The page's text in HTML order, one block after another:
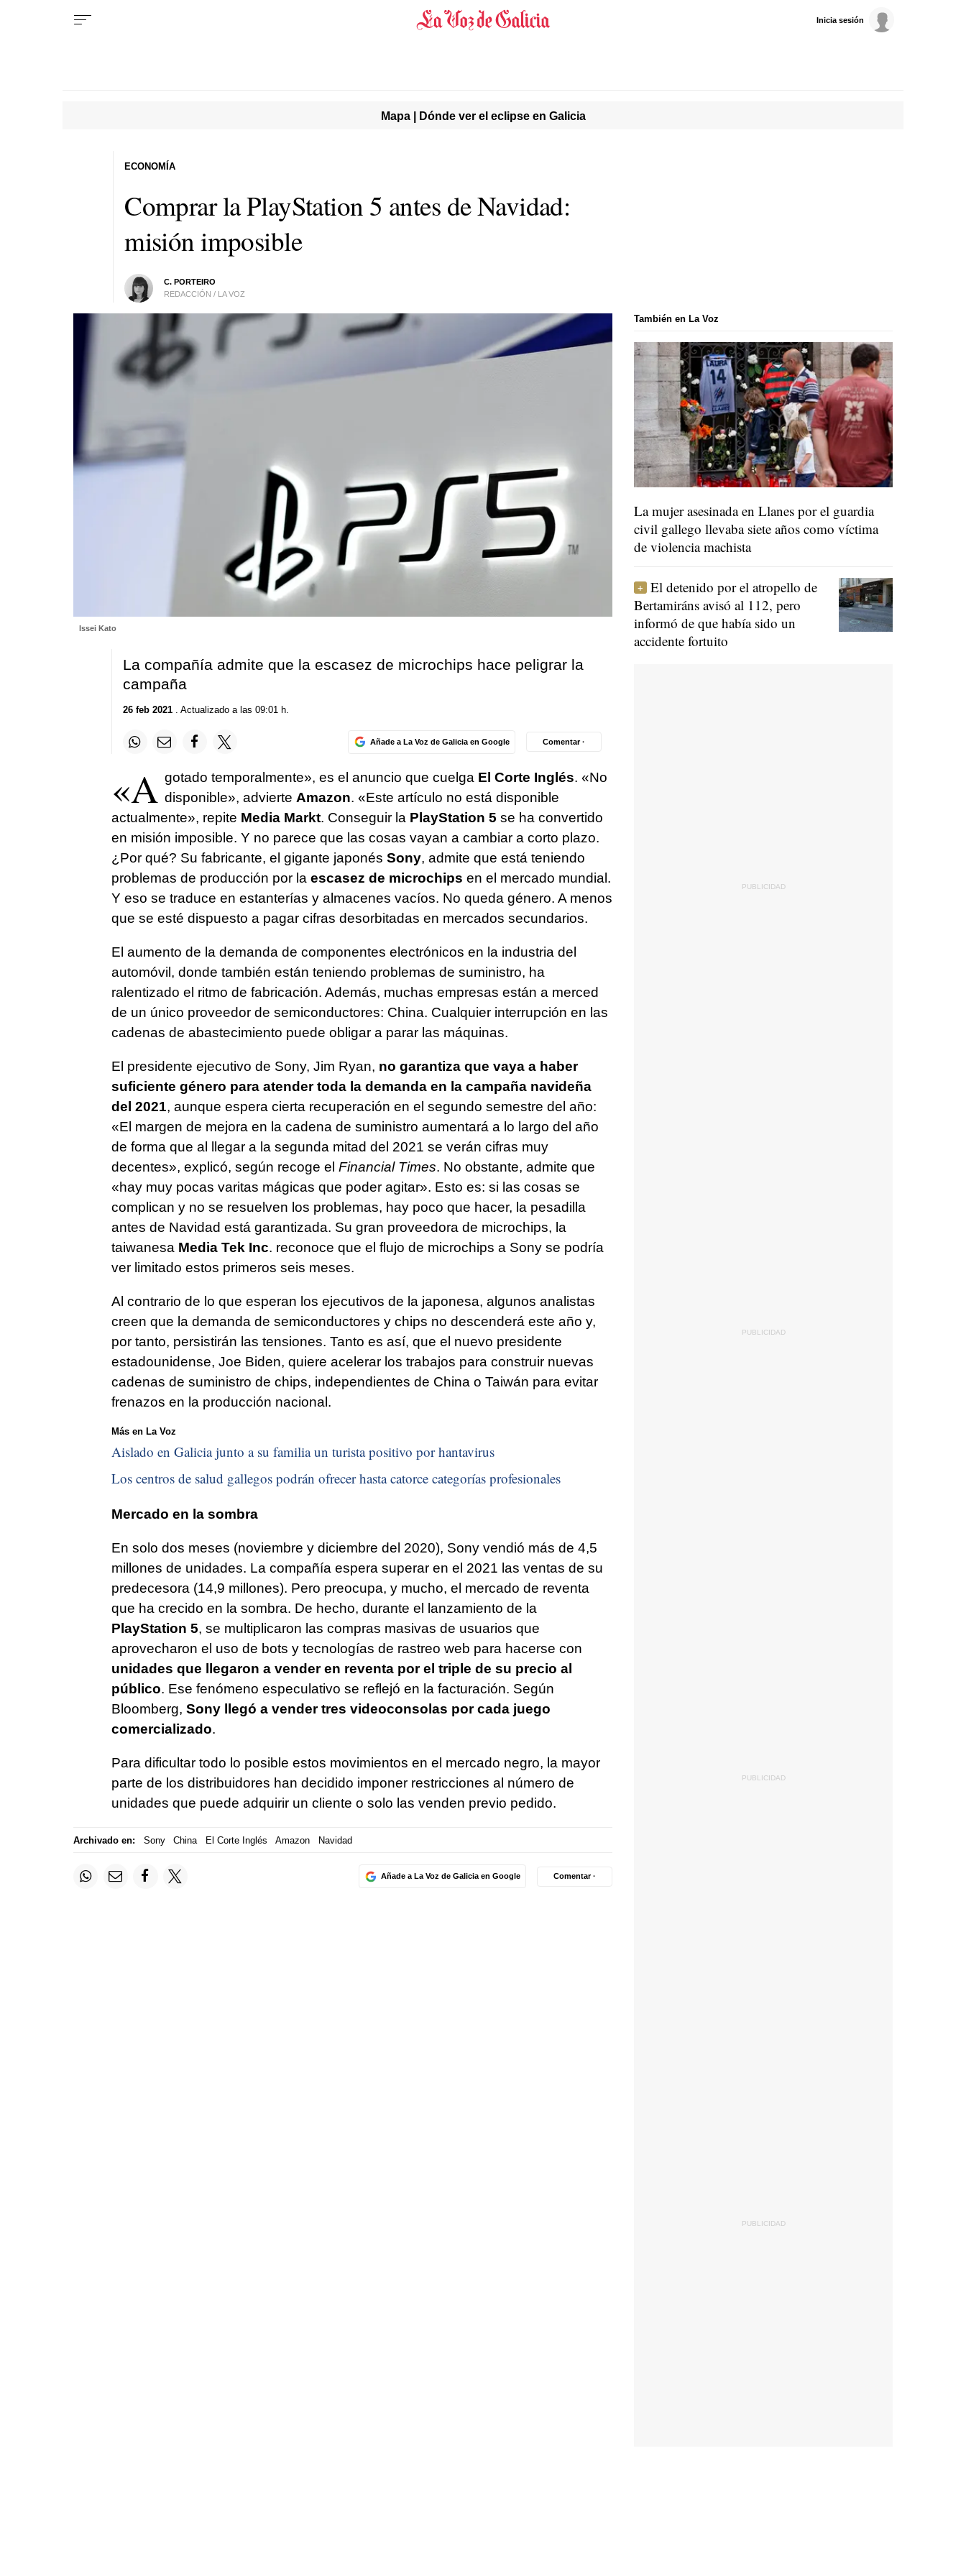
Inicia sesión
Mapa | Dónde ver el eclipse en Galicia
Comprar la PlayStation 5 antes de Navidad:
misión imposible
C. PORTEIRO
REDACCIÓN / LA VOZ
ECONOMÍA
Issei Kato
La compañía admite que la escasez de microchips hace peligrar la
campaña
26 feb 2021. Actualizado a las 09:01 h.
Añade a La Voz de Galicia en Google Comentar ·
«A gotado temporalmente», es el anuncio que cuelga El Corte Inglés. «No
disponible», advierte Amazon. «Este artículo no está disponible
actualmente», repite Media Markt. Conseguir la PlayStation 5 se ha convertido
en misión imposible. Y no parece que las cosas vayan a cambiar a corto plazo.
¿Por qué? Su fabricante, el gigante japonés Sony, admite que está teniendo
problemas de producción por la escasez de microchips en el mercado mundial.
Y eso se traduce en estanterías y almacenes vacíos. No queda género. A menos
que se esté dispuesto a pagar cifras desorbitadas en mercados secundarios.
El aumento de la demanda de componentes electrónicos en la industria del
automóvil, donde también están teniendo problemas de suministro, ha
ralentizado el ritmo de fabricación. Además, muchas empresas están a merced
de un único proveedor de semiconductores: China. Cualquier interrupción en las
cadenas de abastecimiento puede obligar a parar las máquinas.
El presidente ejecutivo de Sony, Jim Ryan, no garantiza que vaya a haber
suficiente género para atender toda la demanda en la campaña navideña
del 2021, aunque espera cierta recuperación en el segundo semestre del año:
«El margen de mejora en la cadena de suministro aumentará a lo largo del año
de forma que al llegar a la segunda mitad del 2021 se verán cifras muy
decentes», explicó, según recoge el Financial Times. No obstante, admite que
«hay muy pocas varitas mágicas que poder agitar». Esto es: si las cosas se
complican y no se resuelven los problemas, hay poco que hacer, la pesadilla
antes de Navidad está garantizada. Su gran proveedora de microchips, la
taiwanesa Media Tek Inc. reconoce que el flujo de microchips a Sony se podría
ver limitado estos primeros seis meses.
Al contrario de lo que esperan los ejecutivos de la japonesa, algunos analistas
creen que la demanda de semiconductores y chips no descenderá este año y,
por tanto, persistirán las tensiones. Tanto es así, que el nuevo presidente
estadounidense, Joe Biden, quiere acelerar los trabajos para construir nuevas
cadenas de suministro de chips, independientes de China o Taiwán para evitar
frenazos en la producción nacional.
Más en La Voz
Aislado en Galicia junto a su familia un turista positivo por hantavirus
Los centros de salud gallegos podrán ofrecer hasta catorce categorías profesionales
Mercado en la sombra
En solo dos meses (noviembre y diciembre del 2020), Sony vendió más de 4,5
millones de unidades. La compañía espera superar en el 2021 las ventas de su
predecesora (14,9 millones). Pero preocupa, y mucho, el mercado de reventa
que ha crecido en la sombra. De hecho, durante el lanzamiento de la
PlayStation 5, se multiplicaron las compras masivas de usuarios que
aprovecharon el uso de bots y tecnologías de rastreo web para hacerse con
unidades que llegaron a vender en reventa por el triple de su precio al
público. Ese fenómeno especulativo se reflejó en la facturación. Según
Bloomberg, Sony llegó a vender tres videoconsolas por cada juego
comercializado.
Para dificultar todo lo posible estos movimientos en el mercado negro, la mayor
parte de los distribuidores han decidido imponer restricciones al número de
unidades que puede adquirir un cliente o solo las venden previo pedido.
Archivado en: Sony China El Corte Inglés Amazon Navidad
Añade a La Voz de Galicia en Google Comentar ·
También en La Voz
La mujer asesinada en Llanes por el guardia
civil gallego llevaba siete años como víctima
de violencia machista
El detenido por el atropello de
Bertamiráns avisó al 112, pero
informó de que había sido un
accidente fortuito